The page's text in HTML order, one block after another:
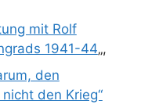
mit Rolf
1941-44„,
den
den Krieg“